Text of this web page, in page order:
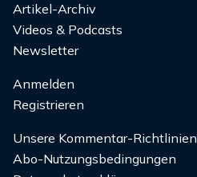
Artikel-Archiv
Videos & Podcasts
Newsletter
Anmelden
Registrieren
Unsere Kommentar-Richtlinien
Abo-Nutzungsbedingungen